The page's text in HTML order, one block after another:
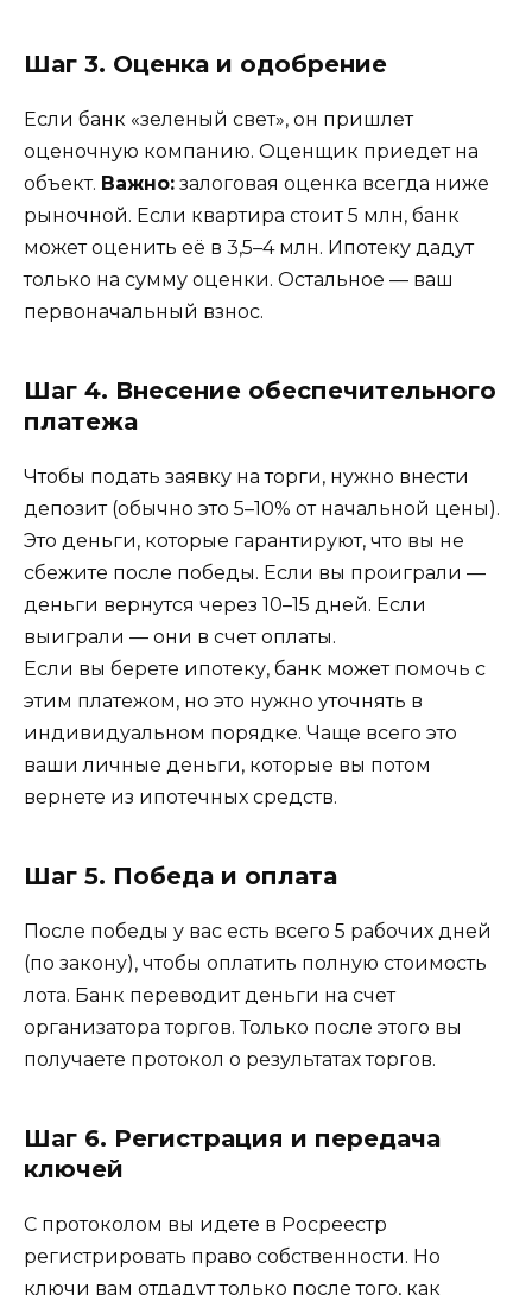
Шаг 3. Оценка и одобрение
Если банк «зеленый свет», он пришлет
оценочную компанию. Оценщик приедет на
объект. Важно: залоговая оценка всегда ниже
рыночной. Если квартира стоит 5 млн, банк
может оценить её в 3,5–4 млн. Ипотеку дадут
только на сумму оценки. Остальное — ваш
первоначальный взнос.
Шаг 4. Внесение обеспечительного
платежа
Чтобы подать заявку на торги, нужно внести
депозит (обычно это 5–10% от начальной цены).
Это деньги, которые гарантируют, что вы не
сбежите после победы. Если вы проиграли —
деньги вернутся через 10–15 дней. Если
выиграли — они в счет оплаты.
Если вы берете ипотеку, банк может помочь с
этим платежом, но это нужно уточнять в
индивидуальном порядке. Чаще всего это
ваши личные деньги, которые вы потом
вернете из ипотечных средств.
Шаг 5. Победа и оплата
После победы у вас есть всего 5 рабочих дней
(по закону), чтобы оплатить полную стоимость
лота. Банк переводит деньги на счет
организатора торгов. Только после этого вы
получаете протокол о результатах торгов.
Шаг 6. Регистрация и передача
ключей
С протоколом вы идете в Росреестр
регистрировать право собственности. Но
ключи вам отдадут только после того, как